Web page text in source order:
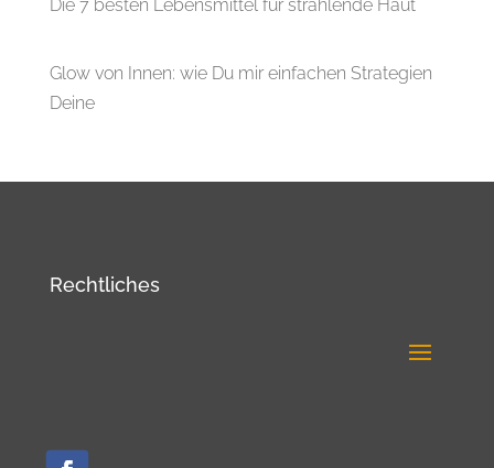
Die 7 besten Lebensmittel für strahlende Haut
Glow von Innen: wie Du mir einfachen Strategien
Deine
Rechtliches